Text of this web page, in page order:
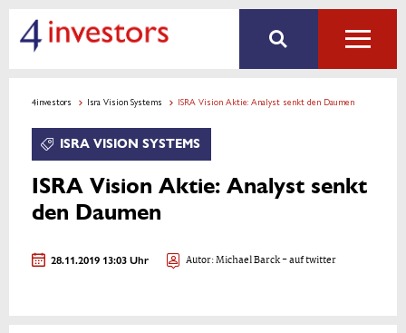
4investors Isra Vision Systems ISRA Vision Aktie: Analyst senkt den Daumen
ISRA VISION SYSTEMS
ISRA Vision Aktie: Analyst senkt
den Daumen
28.11.2019 13:03 Uhr Autor:Michael Barck- auf twitter